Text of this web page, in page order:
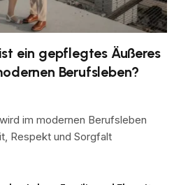
ein gepflegtes Äußeres
Berufsleben?
im modernen Berufsleben
Respekt und Sorgfalt